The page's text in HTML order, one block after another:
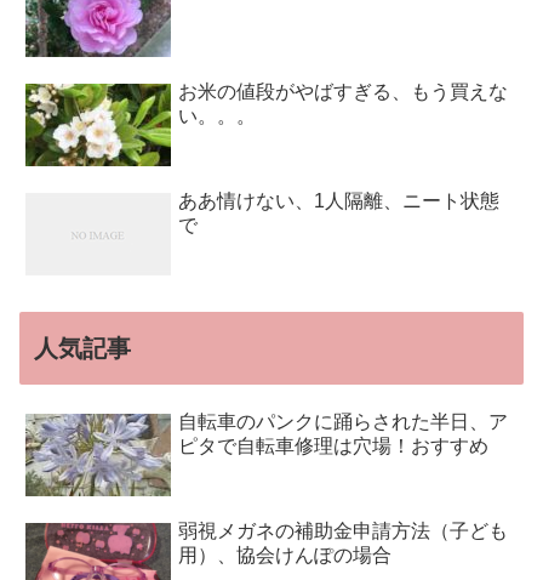
お米の値段がやばすぎる、もう買えな
い。。。
ああ情けない、1人隔離、ニート状態
で
人気記事
自転車のパンクに踊らされた半日、ア
ピタで自転車修理は穴場！おすすめ
弱視メガネの補助金申請方法（子ども
用）、協会けんぽの場合